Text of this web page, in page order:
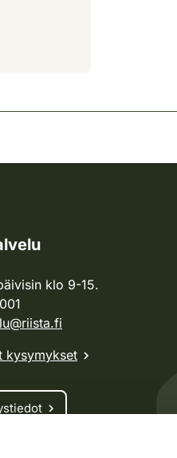
klo 9-15.
kysymykset